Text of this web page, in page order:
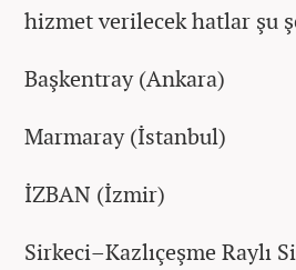
hizmet verilecek hatlar şu
Başkentray (Ankara)
Marmaray (İstanbul)
İZBAN (İzmir)
Sirkeci–Kazlıçeşme Raylı